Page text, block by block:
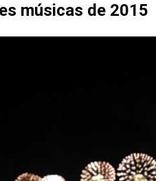
músicas de 2015